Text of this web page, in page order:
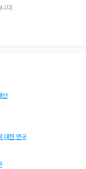
다.
선
대한 연구